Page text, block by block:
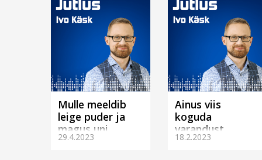
Mulle meeldib
leige puder ja
magus uni.
(Tallinn)
29.4.2023
Ainus viis
koguda
varandust
taevasse.
18.2.2023